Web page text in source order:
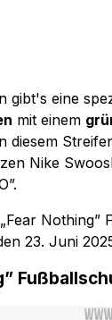
gibt's eine
mit einem
diesem
Nike
Nothing”
23. Juni